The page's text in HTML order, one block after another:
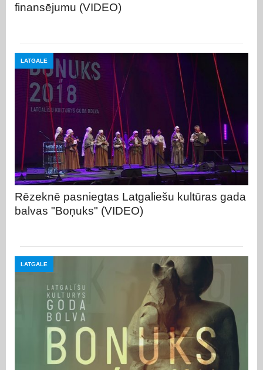
finansējumu (VIDEO)
LATGALE
Rēzeknē pasniegtas Latgaliešu kultūras gada
balvas "Boņuks" (VIDEO)
LATGALE